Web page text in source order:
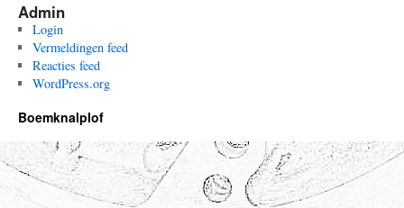
Admin
Login
Vermeldingen feed
Reacties feed
WordPress.org
Boemknalplof